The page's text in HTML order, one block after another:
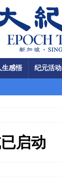
生感悟 纪元活动
甲海峡 视频
启动